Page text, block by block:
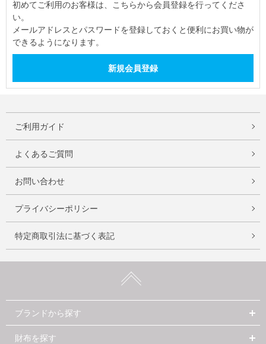
初めてご利用のお客様は、こちらから会員登録を行ってくださ
い。
メールアドレスとパスワードを登録しておくと便利にお買い物が
できるようになります。
ご利用ガイド
よくあるご質問
お問い合わせ
プライバシーポリシー
特定商取引法に基づく表記
ブランドから探す
財布を探す